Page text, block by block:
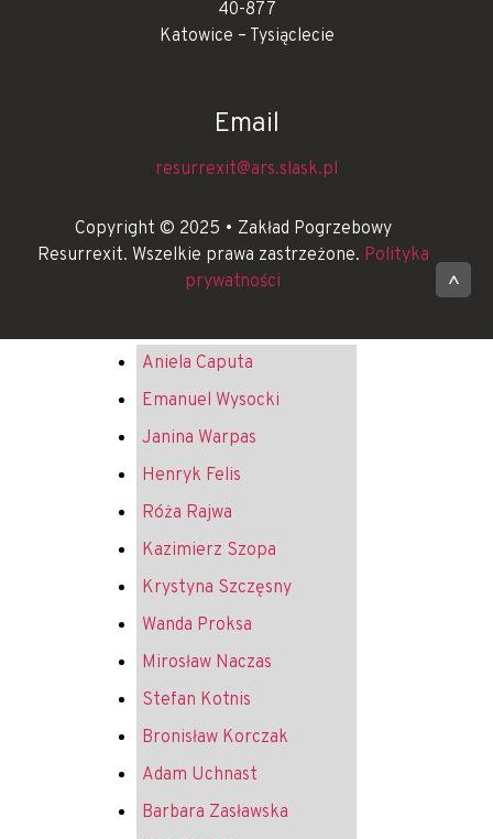
40-877
Katowice – Tysiąclecie
Email
resurrexit@ars.slask.pl
Copyright © 2025 • Zakład Pogrzebowy
Resurrexit. Wszelkie prawa zastrzeżone. Polityka
prywatności
^
Aniela Caputa
Emanuel Wysocki
Janina Warpas
Henryk Felis
Róża Rajwa
Kazimierz Szopa
Krystyna Szczęsny
Wanda Proksa
Mirosław Naczas
Stefan Kotnis
Bronisław Korczak
Adam Uchnast
Barbara Zasławska